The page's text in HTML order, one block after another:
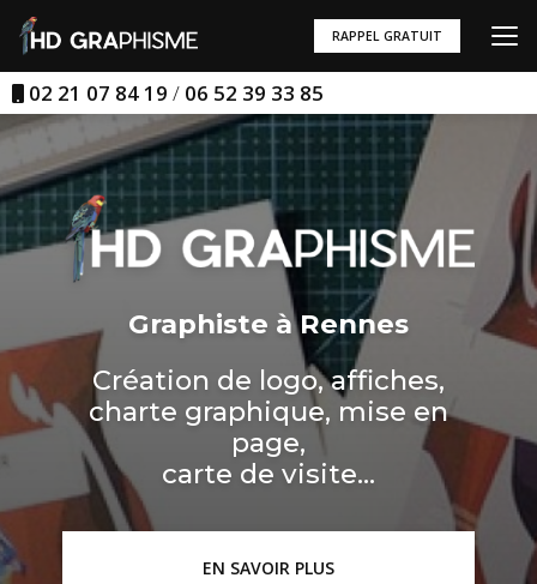
au
contenu
principal
02 21 07 84 19 / 06 52 39 33 85
RAPPEL GRATUIT
Graphiste à Rennes
Création de logo, affiches,
charte graphique, mise en
page,
carte de visite...
EN SAVOIR PLUS